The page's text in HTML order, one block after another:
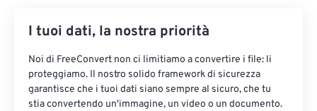
I tuoi dati, la nostra priorità
Noi di FreeConvert non ci limitiamo a convertire i file: li
proteggiamo. Il nostro solido framework di sicurezza
garantisce che i tuoi dati siano sempre al sicuro, che tu
stia convertendo un'immagine, un video o un documento.